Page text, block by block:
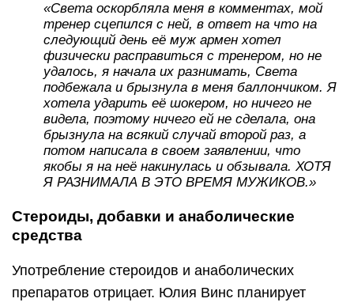
«Света оскорбляла меня в комментах, мой
тренер сцепился с ней, в ответ на что на
следующий день её муж армен хотел
физически расправиться с тренером, но не
удалось, я начала их разнимать, Света
подбежала и брызнула в меня баллончиком. Я
хотела ударить её шокером, но ничего не
видела, поэтому ничего ей не сделала, она
брызнула на всякий случай второй раз, а
потом написала в своем заявлении, что
якобы я на неё накинулась и обзывала. ХОТЯ
Я РАЗНИМАЛА В ЭТО ВРЕМЯ МУЖИКОВ.»
Стероиды, добавки и анаболические
средства
Употребление стероидов и анаболических
препаратов отрицает. Юлия Винс планирует